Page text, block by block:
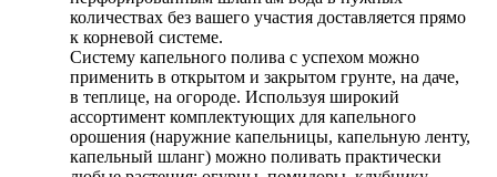
количествах без вашего участия доставляется прямо
к корневой системе.
Систему капельного полива с успехом можно
применить в открытом и закрытом грунте, на даче,
в теплице, на огороде. Используя широкий
ассортимент комплектующих для капельного
орошения (наружние капельницы, капельную ленту,
капельный шланг) можно поливать практически